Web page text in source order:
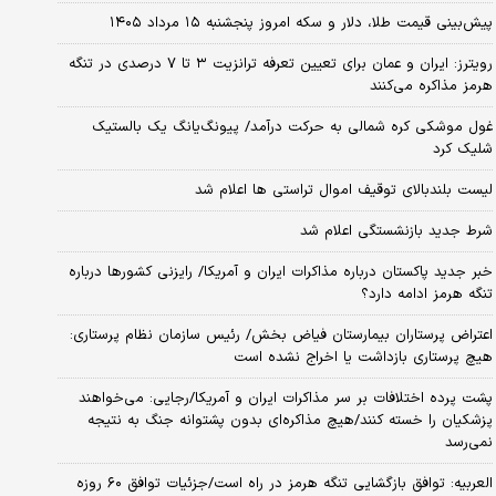
پیش‌بینی قیمت طلا، دلار و سکه امروز پنجشنبه ۱۵ مرداد ۱۴۰۵
رویترز: ایران و عمان برای تعیین تعرفه ترانزیت ۳ تا ۷ درصدی در تنگه
هرمز مذاکره می‌کنند
غول موشکی کره شمالی به حرکت درآمد/ پیونگ‌یانگ یک بالستیک
شلیک کرد
لیست بلندبالای توقیف اموال تراستی ها اعلام شد
شرط جدید بازنشستگی اعلام شد
خبر جدید پاکستان درباره مذاکرات ایران و آمریکا/ رایزنی کشورها درباره
تنگه هرمز ادامه دارد؟
اعتراض پرستاران بیمارستان فیاض بخش/ رئیس سازمان نظام پرستاری:
هیچ پرستاری بازداشت یا اخراج نشده است
پشت پرده اختلافات بر سر مذاکرات ایران و آمریکا/رجایی: می‌خواهند
پزشکیان را خسته کنند/هیچ مذاکره‌ای بدون پشتوانه جنگ به نتیجه
نمی‌رسد
العربیه: توافق بازگشایی تنگه هرمز در راه است/جزئیات توافق ۶۰ روزه